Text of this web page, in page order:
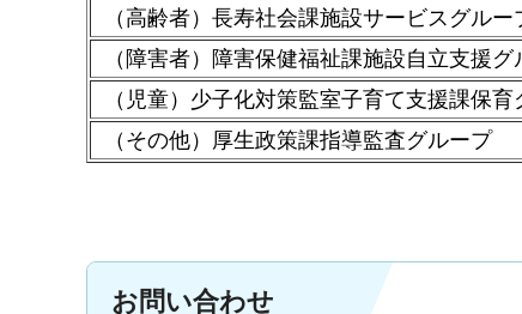
（高齢者）長寿社会課施設サービスグルー
（障害者）障害保健福祉課施設自立支援グ
（児童）少子化対策監室子育て支援課保
（その他）厚生政策課指導監査グループ
お問い合わせ